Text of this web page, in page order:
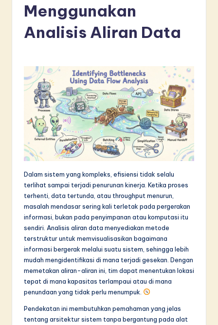
si
L
in
A
&
Menggunakan
Analisis Aliran Data
Dalam sistem yang kompleks, efisiensi tidak selalu
terlihat sampai terjadi penurunan kinerja. Ketika proses
terhenti, data tertunda, atau throughput menurun,
masalah mendasar sering kali terletak pada pergerakan
informasi, bukan pada penyimpanan atau komputasi itu
sendiri. Analisis aliran data menyediakan metode
terstruktur untuk memvisualisasikan bagaimana
informasi bergerak melalui suatu sistem, sehingga lebih
mudah mengidentifikasi di mana terjadi gesekan. Dengan
memetakan aliran-aliran ini, tim dapat menentukan lokasi
tepat di mana kapasitas terlampaui atau di mana
penundaan yang tidak perlu menumpuk.
Pendekatan ini membutuhkan pemahaman yang jelas
tentang arsitektur sistem tanpa bergantung pada alat